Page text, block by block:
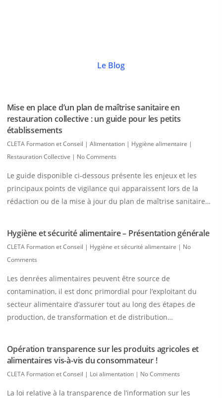
Le Blog
Mise en place d’un plan de maîtrise sanitaire en
restauration collective : un guide pour les petits
établissements
CLETA Formation et Conseil | Alimentation | Hygiène alimentaire |
Restauration Collective | No Comments
Le guide disponible ci-dessous présente les enjeux et les
principaux points de vigilance qui apparaissent lors de la
rédaction ou de la mise à jour du plan de maîtrise sanitaire…
Hygiène et sécurité alimentaire – Présentation générale
CLETA Formation et Conseil | Hygiène et sécurité alimentaire | No
Comments
Les denrées alimentaires peuvent être source de
contamination, il est donc primordial pour l’exploitant du
secteur alimentaire d’assurer tout au long des étapes de
production, de transformation et de distribution…
Opération transparence sur les produits agricoles et
alimentaires vis-à-vis du consommateur !
CLETA Formation et Conseil | Loi alimentation | No Comments
La loi relative à la transparence de l’information sur les